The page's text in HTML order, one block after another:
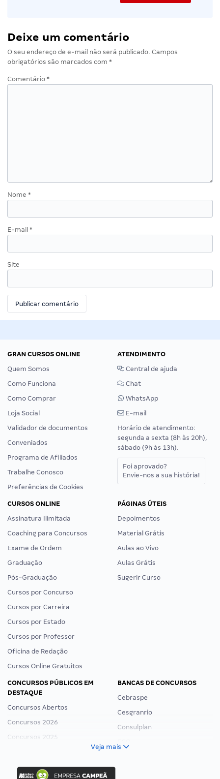
Deixe um comentário
O seu endereço de e-mail não será publicado. Campos
obrigatórios são marcados com *
Comentário *
Nome *
E-mail *
Site
GRAN CURSOS ONLINE
Quem Somos
Como Funciona
Como Comprar
Loja Social
Validador de documentos
Conveniados
Programa de Afiliados
Trabalhe Conosco
Preferências de Cookies
ATENDIMENTO
Central de ajuda
Chat
WhatsApp
E-mail
Horário de atendimento:
segunda a sexta (8h às 20h),
sábado (9h às 13h).
Foi aprovado?
Envie-nos a sua história!
CURSOS ONLINE
Assinatura Ilimitada
Coaching para Concursos
Exame de Ordem
Graduação
Pós-Graduação
Cursos por Concurso
Cursos por Carreira
Cursos por Estado
Cursos por Professor
Oficina de Redação
Cursos Online Gratuitos
PÁGINAS ÚTEIS
Depoimentos
Material Grátis
Aulas ao Vivo
Aulas Grátis
Sugerir Curso
CONCURSOS PÚBLICOS EM
DESTAQUE
Concursos Abertos
Concursos 2026
Concursos 2025
Concurso Ibama
BANCAS DE CONCURSOS
Cebraspe
Cesgranrio
Consulplan
Veja mais